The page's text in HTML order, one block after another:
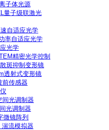
子体光源
量子级联激光
自适应光学
率自适应光学
光学
精密光学控制
斑抑制变形镜
透射式变形镜
前传感器
间光调制器
光调制器
微镜阵列
湍流模拟器